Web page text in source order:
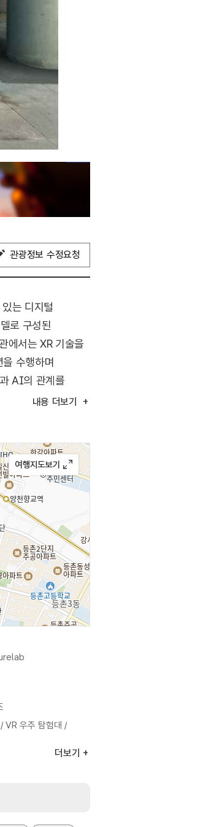
관광정보 수정요청
는 디지털
로 구성된
에서는 XR 기술을
수행하며
AI의 관계를
교육 프로그램 및
내용 더보기
VR 우주 탐험대 /
더보기